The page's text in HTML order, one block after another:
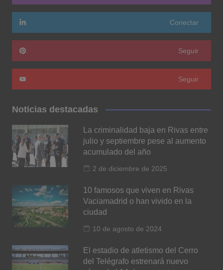
Conectar
Seguir
Seguir
Noticias destacadas
La criminalidad baja en Rivas entre
julio y septiembre pese al aumento
acumulado del año
2 de diciembre de 2025
10 famosos que viven en Rivas
Vaciamadrid o han vivido en la
ciudad
10 de agosto de 2024
El estadio de atletismo del Cerro
del Telégrafo estrenará nuevo